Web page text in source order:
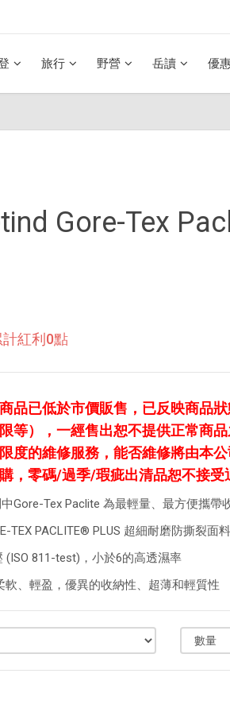
旅行 野營 岳讀 優
Gore-Tex
計紅利0點
品已低於市價販售，已反映商品
等），一經售出恕不提供正常商
度的維修服務，能否維修將由本
，零碼/過季/瑕疵出清品恕不接受
Gore-Tex Paclite 為最輕量、最方便攜帶
TEX PACLITE® PLUS 超細耐磨防撕裂面
(ISO 811-test)，小於6的高透濕率
軟、輕盈，優異的收納性、超薄和輕質性